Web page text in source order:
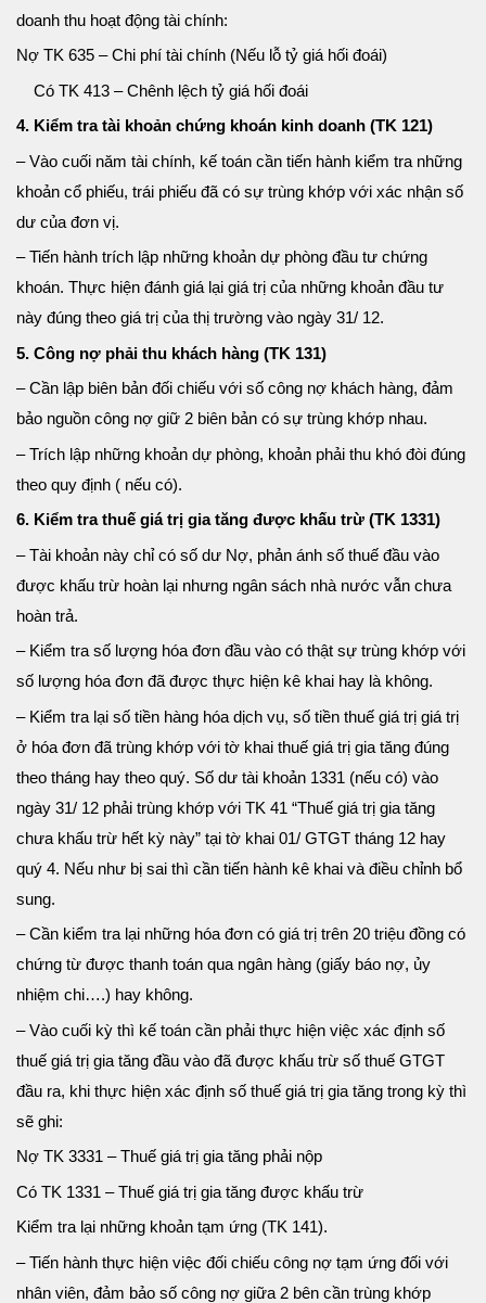
doanh thu hoạt động tài chính:
Nợ TK 635 – Chi phí tài chính (Nếu lỗ tỷ giá hối đoái)
Có TK 413 – Chênh lệch tỷ giá hối đoái
4. Kiểm tra tài khoản chứng khoán kinh doanh (TK 121)
– Vào cuối năm tài chính, kế toán cần tiến hành kiểm tra những
khoản cổ phiếu, trái phiếu đã có sự trùng khớp với xác nhận số
dư của đơn vị.
– Tiến hành trích lập những khoản dự phòng đầu tư chứng
khoán. Thực hiện đánh giá lại giá trị của những khoản đầu tư
này đúng theo giá trị của thị trường vào ngày 31/ 12.
5. Công nợ phải thu khách hàng (TK 131)
– Cần lập biên bản đối chiếu với số công nợ khách hàng, đảm
bảo nguồn công nợ giữ 2 biên bản có sự trùng khớp nhau.
– Trích lập những khoản dự phòng, khoản phải thu khó đòi đúng
theo quy định ( nếu có).
6. Kiểm tra thuế giá trị gia tăng được khấu trừ (TK 1331)
– Tài khoản này chỉ có số dư Nợ, phản ánh số thuế đầu vào
được khấu trừ hoàn lại nhưng ngân sách nhà nước vẫn chưa
hoàn trả.
– Kiểm tra số lượng hóa đơn đầu vào có thật sự trùng khớp với
số lượng hóa đơn đã được thực hiện kê khai hay là không.
– Kiểm tra lại số tiền hàng hóa dịch vụ, số tiền thuế giá trị giá trị
ở hóa đơn đã trùng khớp với tờ khai thuế giá trị gia tăng đúng
theo tháng hay theo quý. Số dư tài khoản 1331 (nếu có) vào
ngày 31/ 12 phải trùng khớp với TK 41 “Thuế giá trị gia tăng
chưa khấu trừ hết kỳ này” tại tờ khai 01/ GTGT tháng 12 hay
quý 4. Nếu như bị sai thì cần tiến hành kê khai và điều chỉnh bổ
sung.
– Cần kiểm tra lại những hóa đơn có giá trị trên 20 triệu đồng có
chứng từ được thanh toán qua ngân hàng (giấy báo nợ, ủy
nhiệm chi….) hay không.
– Vào cuối kỳ thì kế toán cần phải thực hiện việc xác định số
thuế giá trị gia tăng đầu vào đã được khấu trừ số thuế GTGT
đầu ra, khi thực hiện xác định số thuế giá trị gia tăng trong kỳ thì
sẽ ghi:
Nợ TK 3331 – Thuế giá trị gia tăng phải nộp
Có TK 1331 – Thuế giá trị gia tăng được khấu trừ
Kiểm tra lại những khoản tạm ứng (TK 141).
– Tiến hành thực hiện việc đối chiếu công nợ tạm ứng đối với
nhân viên, đảm bảo số công nợ giữa 2 bên cần trùng khớp